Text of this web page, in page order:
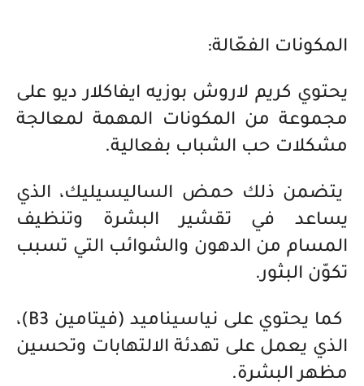
المكونات الفعّالة:
يحتوي كريم لاروش بوزيه ايفاكلار ديو على
مجموعة من المكونات المهمة لمعالجة
مشكلات حب الشباب بفعالية.
يتضمن ذلك حمض الساليسيليك، الذي
يساعد في تقشير البشرة وتنظيف
المسام من الدهون والشوائب التي تسبب
تكوّن البثور.
كما يحتوي على نياسيناميد (فيتامين B3)،
الذي يعمل على تهدئة الالتهابات وتحسين
مظهر البشرة.